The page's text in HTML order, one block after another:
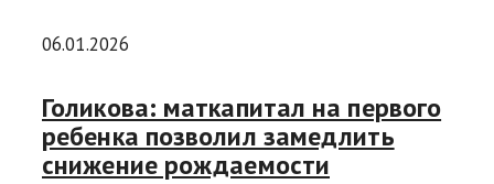
06.01.2026
Голикова: маткапитал на первого
ребенка позволил замедлить
снижение рождаемости